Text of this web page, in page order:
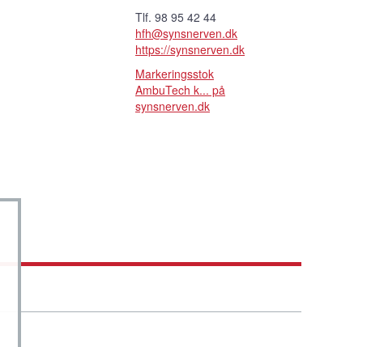
Tlf. 98 95 42 44
hfh@synsnerven.dk
https://synsnerven.dk
Markeringsstok
AmbuTech k... på
synsnerven.dk